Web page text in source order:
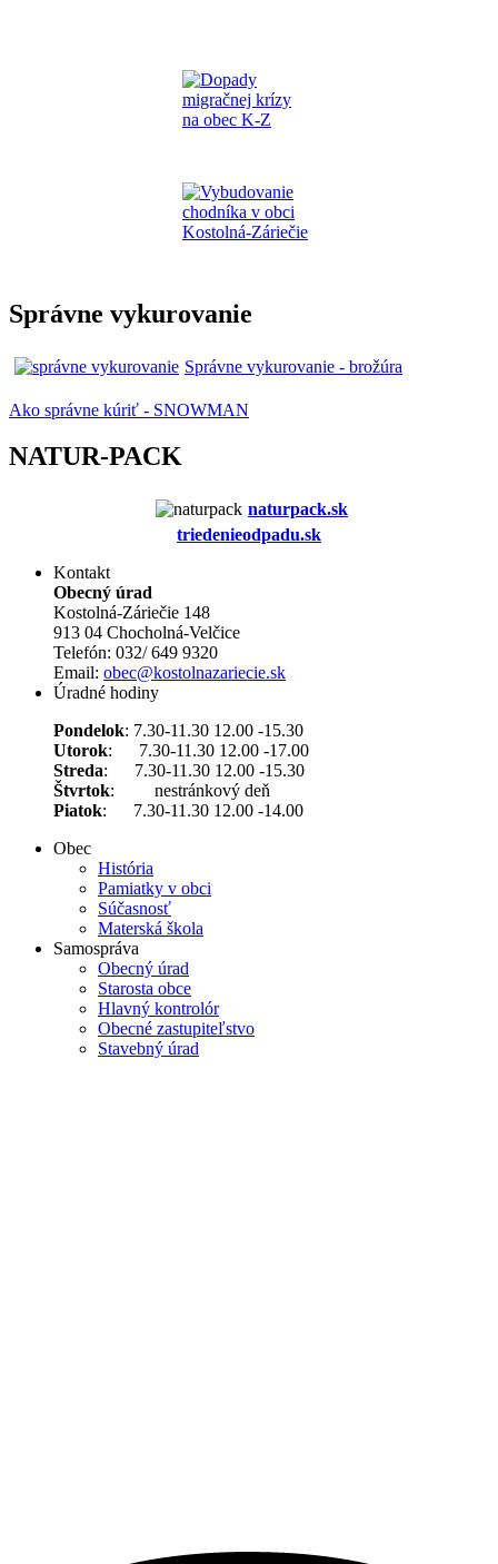
Správne vykurovanie
Správne vykurovanie - brožúra
Ako správne kúriť - SNOWMAN
NATUR-PACK
naturpack.sk
triedenieodpadu.sk
Kontakt
Obecný úrad
Kostolná-Záriečie 148
913 04 Chocholná-Velčice
Telefón: 032/ 649 9320
Email: obec@kostolnazariecie.sk
Úradné hodiny
Pondelok: 7.30-11.30 12.00 -15.30
Utorok: 7.30-11.30 12.00 -17.00
Streda: 7.30-11.30 12.00 -15.30
Štvrtok: nestránkový deň
Piatok: 7.30-11.30 12.00 -14.00
Obec
História
Pamiatky v obci
Súčasnosť
Materská škola
Samospráva
Obecný úrad
Starosta obce
Hlavný kontrolór
Obecné zastupiteľstvo
Stavebný úrad